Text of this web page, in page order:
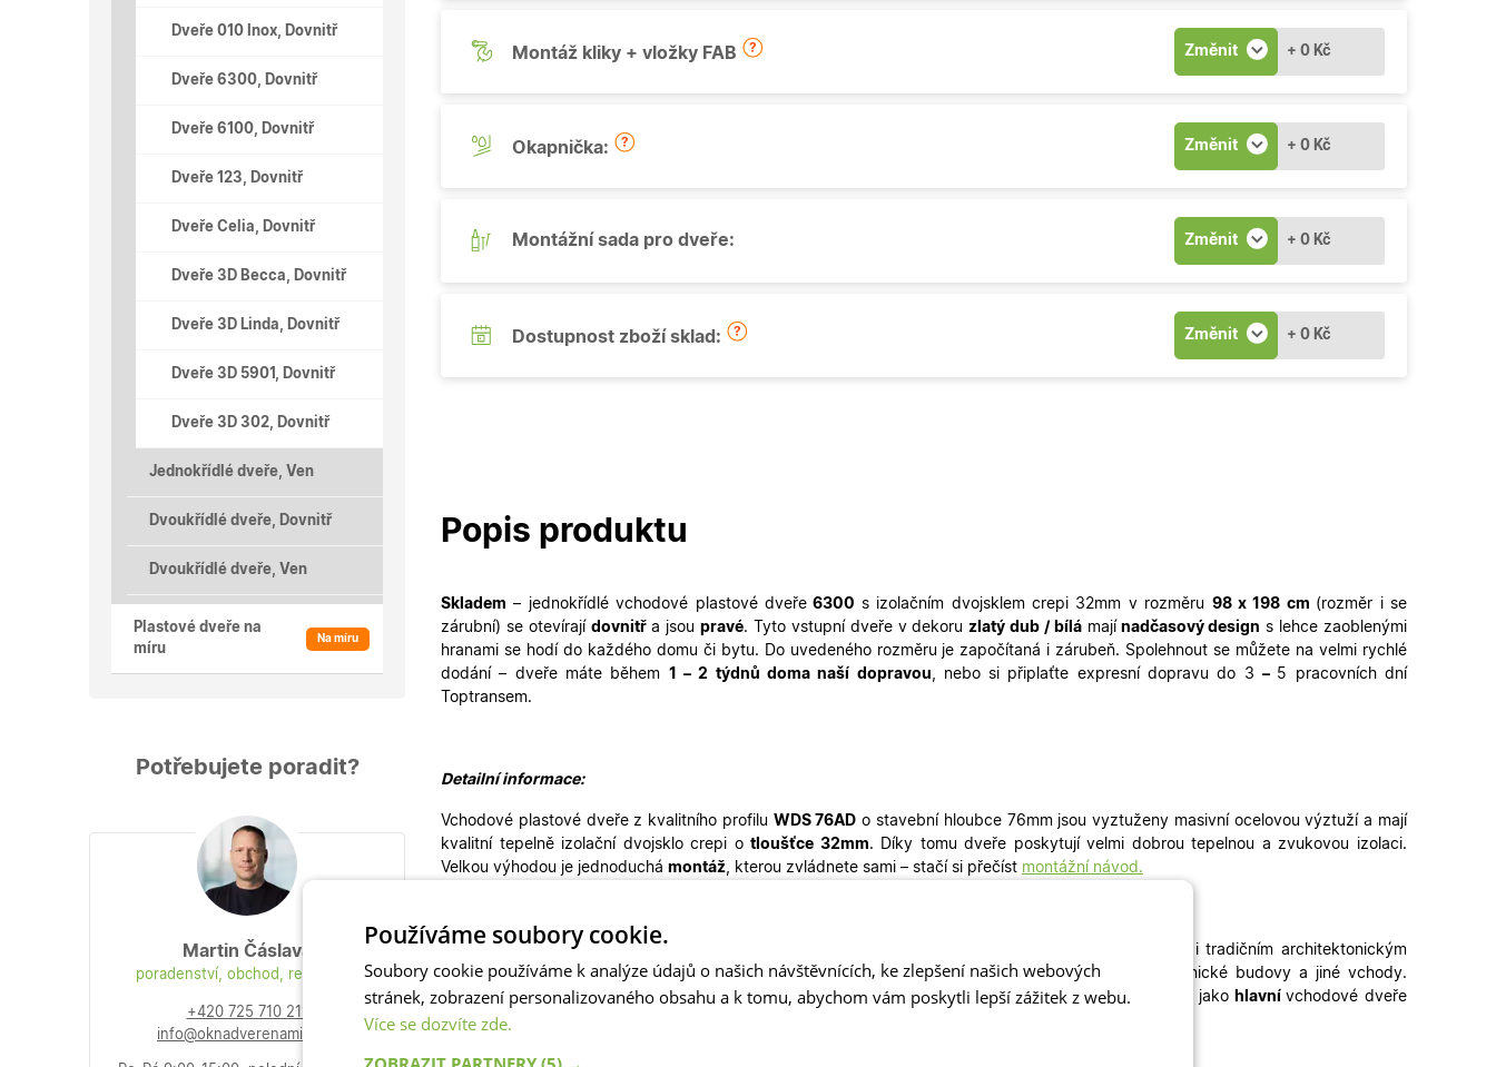
Montáž kliky + vložky FAB Změnit + 0 Kč
Okapnička: Změnit + 0 Kč
Montážní sada pro dveře: Změnit + 0 Kč
Dostupnost zboží sklad: Změnit + 0 Kč
Popis produktu
Skladem – jednokřídlévchodové plastové dveře 6300 s izolačním dvojsklem crepi 32mm v rozměru 98x 198 cm (rozměr i se
zárubní) se otevírají dovnitřa jsoupravé. Tyto vstupní dveře v dekoruzlatý dub / bílámajínadčasový design s lehce zaoblenými
hranami se hodí do každého domu či bytu. Do uvedeného rozměru je započítaná i zárubeň. Spolehnout se můžete na velmi rychlé
dodání – dveře máte během 1 – 2 týdnů doma naší dopravou, nebo si připlaťte expresní dopravu do 3– 5 pracovních dní
Toptransem.
Detailní informace:
Vchodové plastové dveře z kvalitního profilu WDS 76AD o stavební hloubce 76mm jsou vyztuženy masivní ocelovou výztuží a mají
kvalitní tepelně izolační dvojsklo crepi otloušťce 32mm. Díky tomu dveře poskytují velmi dobrou tepelnou a zvukovou izolaci.
Velkou výhodou je jednoduchá montáž, kterou zvládnete sami – stačí si přečíst montážní návod.
Vchodové dveře s okrasnou výplní mají nadčasový design a díky tomu perfektně ladí k moderním i tradičním architektonickým
stylům. Můžete je použít pro rekonstrukce rodinných domů, také pro garáže, zadní vchody, technické budovy a jiné vchody.
Skladové dveře nejsou vhodné pro pasivní novostavby. Naše plastové dveře skladem mohou sloužit jako hlavnívchodové dveře
ivedlejší
Dveře 010 Inox, Dovnitř
Dveře 6300, Dovnitř
Dveře 6100, Dovnitř
Dveře 123, Dovnitř
Dveře Celia, Dovnitř
Dveře 3D Becca, Dovnitř
Dveře 3D Linda, Dovnitř
Dveře 3D 5901, Dovnitř
Dveře 3D 302, Dovnitř
Jednokřídlé dveře, Ven
Dvoukřídlé dveře, Dovnitř
Dvoukřídlé dveře, Ven
Plastové dveře na
míru
Na míru
Potřebujete poradit?
Martin Čáslava
poradenství, obchod, reklamace
+420 725 710 211
info@oknadverenamiru.cz
Používáme soubory cookie.
Soubory cookie používáme k analýze údajů o našich návštěvnících, ke zlepšení našich webových
stránek, zobrazení personalizovaného obsahu a k tomu, abychom vám poskytli lepší zážitek z webu.
Více se dozvíte zde.